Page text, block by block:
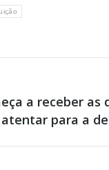
a receber as
para a